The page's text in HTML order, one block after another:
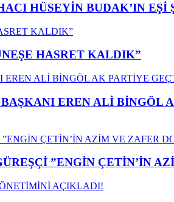
HÜSEYİN BUDAK’IN EŞİ
HASRET KALDIK”
EREN ALİ BİNGÖL
”ENGİN ÇETİN’İN